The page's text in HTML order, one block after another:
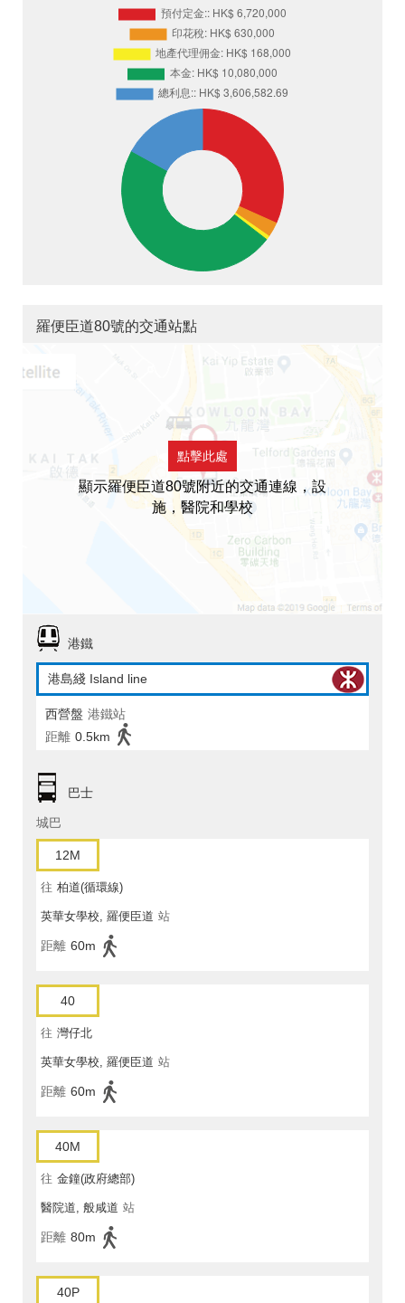
羅便臣道80號的交通站點
點擊此處
顯示羅便臣道80號附近的交通連線，設
施，醫院和學校
港鐵
港島綫 Island line
西營盤 港鐵站
距離 0.5km
巴士
城巴
12M
往 柏道(循環線)
英華女學校, 羅便臣道 站
距離 60m
40
往 灣仔北
英華女學校, 羅便臣道 站
距離 60m
40M
往 金鐘(政府總部)
醫院道, 般咸道 站
距離 80m
40P